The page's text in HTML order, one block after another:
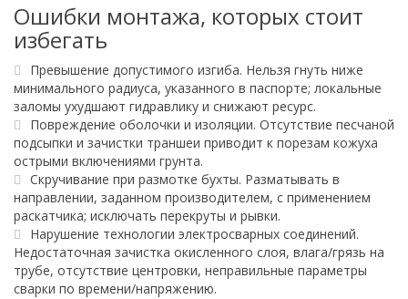
Ошибки монтажа, которых стоит
избегать
Превышение допустимого изгиба. Нельзя гнуть ниже
минимального радиуса, указанного в паспорте; локальные
заломы ухудшают гидравлику и снижают ресурс.
Повреждение оболочки и изоляции. Отсутствие песчаной
подсыпки и зачистки траншеи приводит к порезам кожуха
острыми включениями грунта.
Скручивание при размотке бухты. Разматывать в
направлении, заданном производителем, с применением
раскатчика; исключать перекруты и рывки.
Нарушение технологии электросварных соединений.
Недостаточная зачистка окисленного слоя, влага/грязь на
трубе, отсутствие центровки, неправильные параметры
сварки по времени/напряжению.